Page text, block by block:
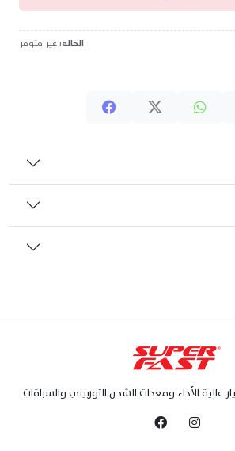
الحالة:غير متوفر
الأداء ومعدات الشحن التوربيني والسباقات